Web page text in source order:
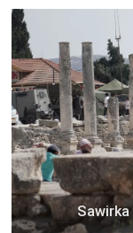
Sawirka